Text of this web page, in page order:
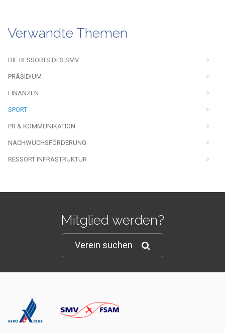
Verwandte Themen
DIE RESSORTS DES SMV
PRÄSIDIUM
FINANZEN
SPORT
PR & KOMMUNIKATION
NACHWUCHSFÖRDERUNG
RESSORT INFRASTRUKTUR
Mitglied werden?
Verein suchen